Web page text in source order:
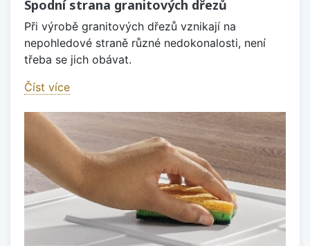
Spodní strana granitových dřezů
Při výrobě granitových dřezů vznikají na
nepohledové straně různé nedokonalosti, není
třeba se jich obávat.
Číst více